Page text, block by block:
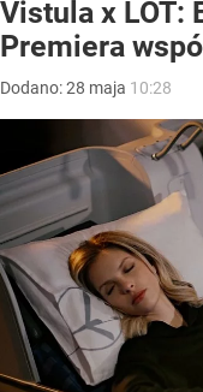
Vistula x LOT:
Premiera
Dodano:28 maja 10:28